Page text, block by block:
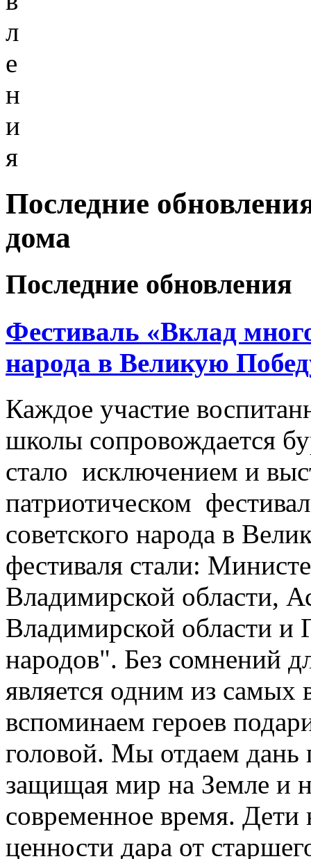
л
е
н
и
я
Последние
дома
Последние обновления
Фестиваль «Вклад
народа в Великую
Каждое участие
школы сопровождается
стало исключением и
патриотическом
советского народа в
фестиваля стали:
Владимирской области,
Владимирской области
народов". Без сомнений
является одним из
вспоминаем героев
головой. Мы отдаем дань
защищая мир на Земле и
современное время.
ценности дара от